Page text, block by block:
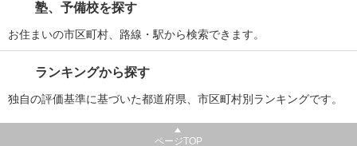
塾、予備校を探す
お住まいの市区町村、路線・駅から検索できます。
ランキングから探す
独自の評価基準に基づいた都道府県、市区町村別ランキングです。
ページTOP